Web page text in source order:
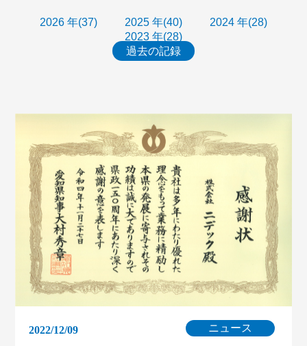
2026 年(37) 2025 年(40)
2024 年(28)
2023 年(28)
過去の記録
2022/12/09 ニュース